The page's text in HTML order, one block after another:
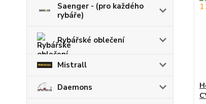
Saenger - (pro každého
rybáře)
Rybářské oblečení
Mistrall
Daemons